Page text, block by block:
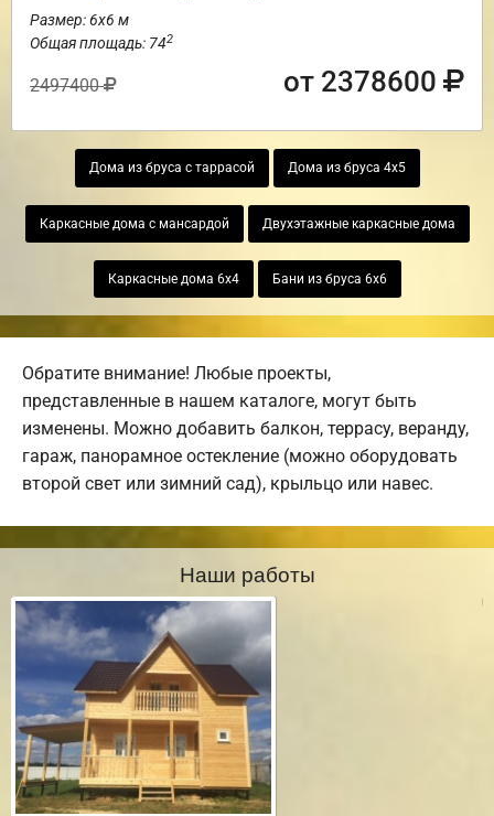
Размер: 6х6 м
Общая площадь: 742
2497400 от 2378600
Дома из бруса с таррасой Дома из бруса 4х5
Каркасные дома с мансардой Двухэтажные каркасные дома
Каркасные дома 6х4 Бани из бруса 6х6
Обратите внимание! Любые проекты,
представленные в нашем каталоге, могут быть
изменены. Можно добавить балкон, террасу, веранду,
гараж, панорамное остекление (можно оборудовать
второй свет или зимний сад), крыльцо или навес.
Наши работы